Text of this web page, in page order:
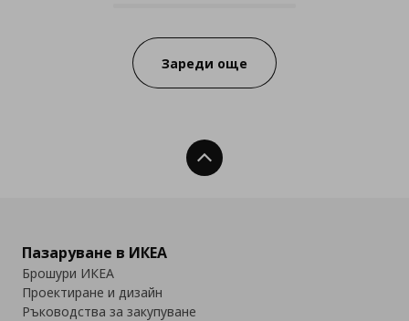
Зареди още
Нагоре
Пазаруване в ИКЕА
Брошури ИКЕА
Проектиране и дизайн
Ръководства за закупуване